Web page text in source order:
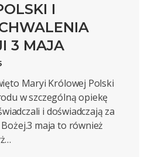
I
3 MAJA
Maryi Królowej Polski
w szczególną opiekę
i doświadczają za
maja to również